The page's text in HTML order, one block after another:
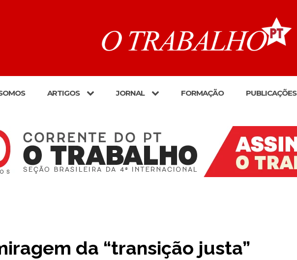
ARTIGOS JORNAL FORMAÇÃO PUBLICAÇÕES
da “transição justa”